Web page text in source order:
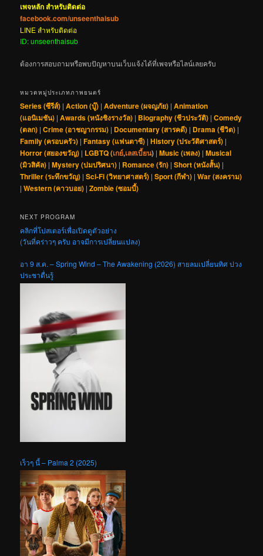
เพจหลัก สำหรับติดต่อ
facebook.com/unseenthaisub
LINE สำหรับติดต่อ
ID: unseenthaisub
ต้องการสอบถามหรือพบปัญหาบนเว็บแจ้งได้ที่เพจหรือไลน์เลยครับ
หมวดหมู่ประเภทภาพยนตร์
Series (ซีรีส์) |Action (บู๊) |Adventure (ผจญภัย) |Animation
(แอนิเมชัน) |Awards (หนังชิงรางวัล) | Biography (ชีวประวัติ) |Comedy
(ตลก) |Crime (อาชญากรรม) | Documentary (สารคดี) | Drama (ชีวิต) |
Family (ครอบครัว) |Fantasy (แฟนตาซี) |History (ประวัติศาสตร์) |
Horror (สยองขวัญ) | LGBTQ (เกย์,เลสเบี้ยน) |Music (เพลง) |Musical
(มิวสิคัล) |Mystery (ปมปริศนา) | Romance (รัก) |Short (หนังสั้น) |
Thriller (ระทึกขวัญ) |Sci-Fi (วิทยาศาสตร์) |Sport (กีฬา) |War (สงคราม)
|Western (คาวบอย) |Zombie (ซอมบี้)
NEXT PROGRAM
คลิกที่โปสเตอร์เพื่อเปิดดูตัวอย่าง
(วันที่คร่าวๆ ครับ อาจมีการเปลี่ยนแปลง)
อา 9 ส.ค. – Spring Wind – The Awakening (2026) สายลมเปลี่ยนทิศ ปวง
ประชาตื่นรู้
เร็วๆ นี้ – Palma 2 (2025)